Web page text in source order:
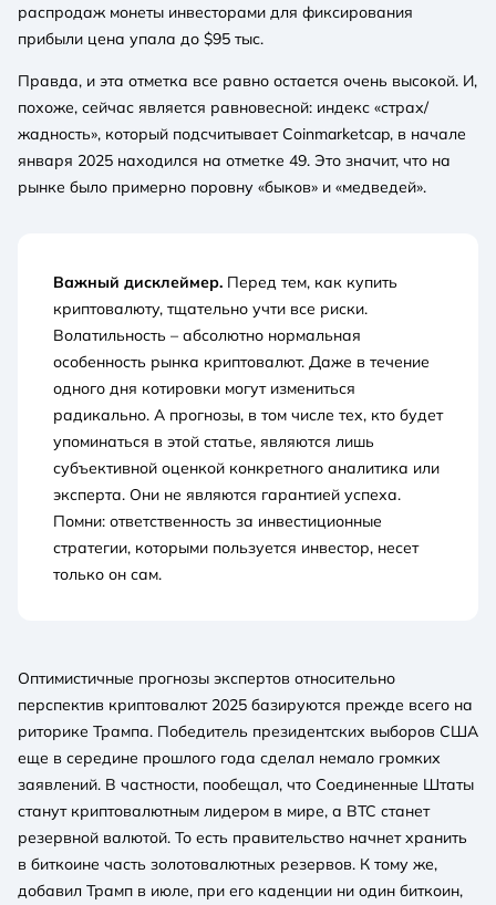
распродаж монеты инвесторами для фиксирования
прибыли цена упала до $95 тыс.
Правда, и эта отметка все равно остается очень высокой. И,
похоже, сейчас является равновесной: индекс «страх/
жадность», который подсчитывает Coinmarketcap, в начале
января 2025 находился на отметке 49. Это значит, что на
рынке было примерно поровну «быков» и «медведей».
Важный дисклеймер. Перед тем, как купить
криптовалюту, тщательно учти все риски.
Волатильность – абсолютно нормальная
особенность рынка криптовалют. Даже в течение
одного дня котировки могут измениться
радикально. А прогнозы, в том числе тех, кто будет
упоминаться в этой статье, являются лишь
субъективной оценкой конкретного аналитика или
эксперта. Они не являются гарантией успеха.
Помни: ответственность за инвестиционные
стратегии, которыми пользуется инвестор, несет
только он сам.
Оптимистичные прогнозы экспертов относительно
перспектив криптовалют 2025 базируются прежде всего на
риторике Трампа. Победитель президентских выборов США
еще в середине прошлого года сделал немало громких
заявлений. В частности, пообещал, что Соединенные Штаты
станут криптовалютным лидером в мире, а BTC станет
резервной валютой. То есть правительство начнет хранить
в биткоине часть золотовалютных резервов. К тому же,
добавил Трамп в июле, при его каденции ни один биткоин,